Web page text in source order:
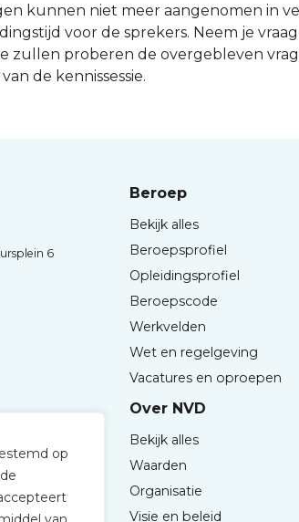
op
kunnen niet meer aangenomen in
voor de sprekers. Neem je
zullen proberen de overgebleven
de kennissessie.
6
Beroep
Bekijk alles
Beroepsprofiel
Opleidingsprofiel
Beroepscode
Werkvelden
Wet en regelgeving
Vacatures en oproepen
Over NVD
Bekijk alles
Waarden
Organisatie
Visie en beleid